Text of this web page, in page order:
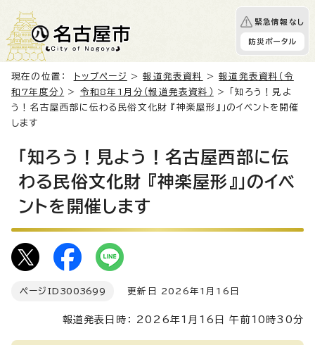
緊急情報なし
防災ポータル
現在の位置： トップページ >報道発表資料 >報道発表資料（令
和7年度分）
> 令和8年1月分（報道発表資料）
> 「知ろう！見よ
う！名古屋西部に伝わる民俗文化財 『神楽屋形』」のイベントを開催
します
「知ろう！見よう！名古屋西部に伝
わる民俗文化財 『神楽屋形』」のイベ
ントを開催します
ページID 3003699 更新日 2026年1月16日
報道発表日時： 2026年1月16日 午前10時30分